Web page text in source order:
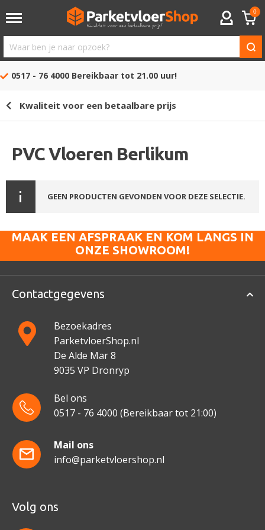
ACCOUNT
0
Waar
ben
opzoek?
0517 - 76 4000 Bereikbaar tot 21.00 uur!
Kwaliteit voor een betaalbare prijs
PVC Vloeren Berlikum
GEEN PRODUCTEN GEVONDEN VOOR DEZE SELECTIE.
MAAK EEN AFSPRAAK EN KOM LANGS IN
ONZE SHOWROOM!
Contactgegevens
Bezoekadres
ParketvloerShop.nl
De Alde Mar 8
9035 VP Dronryp
Bel ons
0517 - 76 4000 (Bereikbaar tot 21:00)
Mail ons
info@parketvloershop.nl
Volg ons